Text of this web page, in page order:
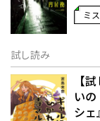
ミ
試し読み
【
い
シェ